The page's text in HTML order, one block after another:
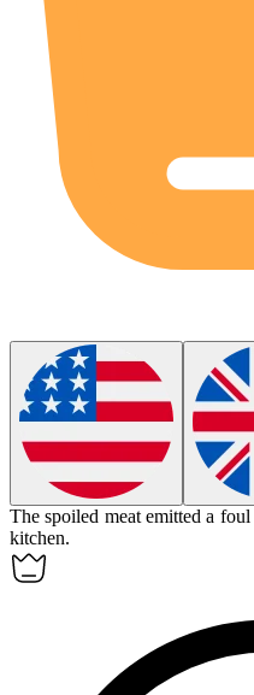
The spoiled meat emitted a foul
kitchen.